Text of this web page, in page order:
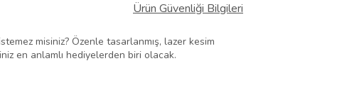
Ürün Güvenliği Bilgileri
misiniz? Özenle tasarlanmış, lazer kesim
en anlamlı hediyelerden biri olacak.